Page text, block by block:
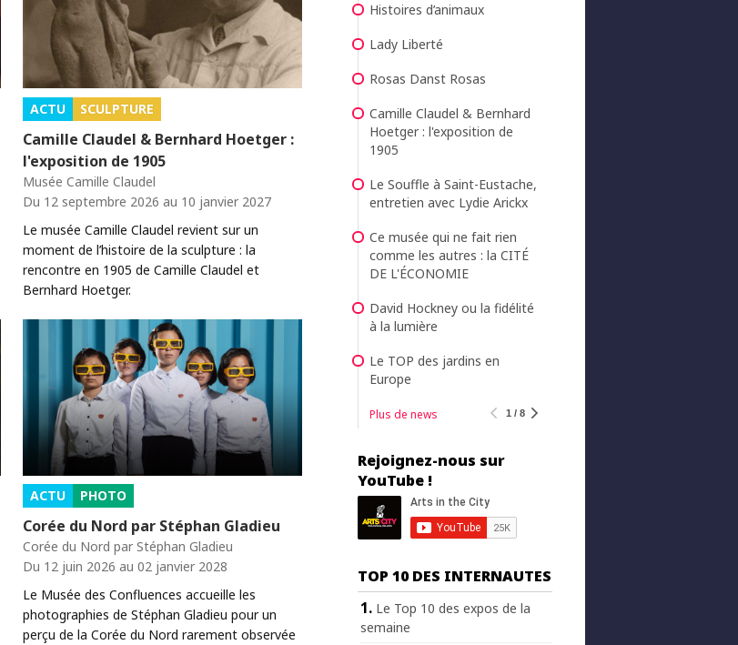
ACTU SCULPTURE
Camille Claudel & Bernhard Hoetger :
l'exposition de 1905
Musée Camille Claudel
Du 12 septembre 2026 au 10 janvier 2027
Le musée Camille Claudel revient sur un
moment de l’histoire de la sculpture : la
rencontre en 1905 de Camille Claudel et
Bernhard Hoetger.
ACTU PHOTO
Corée du Nord par Stéphan Gladieu
Corée du Nord par Stéphan Gladieu
Du 12 juin 2026 au 02 janvier 2028
Le Musée des Confluences accueille les
photographies de Stéphan Gladieu pour un
perçu de la Corée du Nord rarement observée
Histoires d’animaux
Lady Liberté
Rosas Danst Rosas
Camille Claudel & Bernhard
Hoetger : l'exposition de
1905
Le Souffle à Saint-Eustache,
entretien avec Lydie Arickx
Ce musée qui ne fait rien
comme les autres : la CITÉ
DE L'ÉCONOMIE
David Hockney ou la fidélité
à la lumière
Le TOP des jardins en
Europe
Plus de news 1 / 8
Rejoignez-nous sur
YouTube !
TOP 10 DES INTERNAUTES
Le Top 10 des expos de la
semaine